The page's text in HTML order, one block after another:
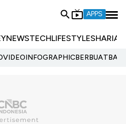
APPS
NEWSTECHLIFESTYLESHARIA
VIDEOINFOGRAPHIC